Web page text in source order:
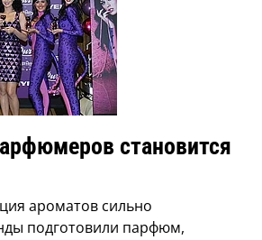
становится
ароматов сильно
подготовили парфюм,